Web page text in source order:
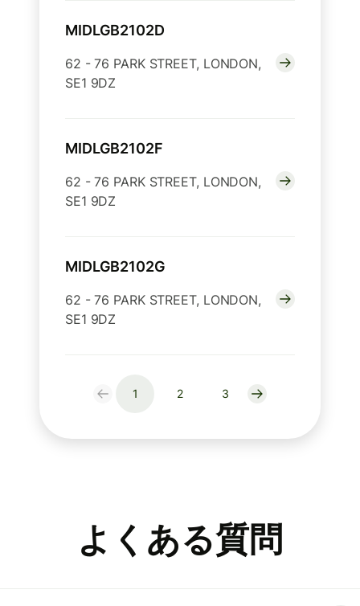
MIDLGB2102D
62 - 76 PARK STREET, LONDON,
SE1 9DZ
MIDLGB2102F
62 - 76 PARK STREET, LONDON,
SE1 9DZ
MIDLGB2102G
62 - 76 PARK STREET, LONDON,
SE1 9DZ
1 2 3
よくある質問